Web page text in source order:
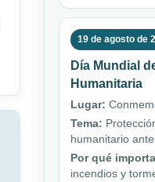
19 de agosto de
Día Mundial
Humanitaria
Lugar:
Tema:
humanitario
Por qué
incendios y